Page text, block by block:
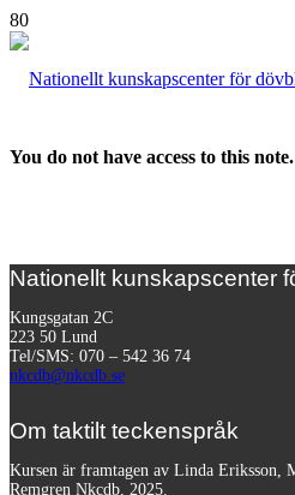
You do not have access to this note.
Nationellt kunskapscenter
Kungsgatan 2C
223 50 Lund
Tel/SMS: 070 – 542 36 74
nkcdb@nkcdb.se
Om taktilt teckenspråk
Kursen är framtagen av Linda Eriksson,
Remgren Nkcdb, 2025.